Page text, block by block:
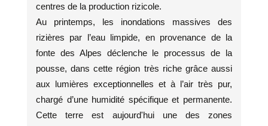
centres de la production rizicole.
Au printemps, les inondations massives des
rizières par l’eau limpide, en provenance de la
fonte des Alpes déclenche le processus de la
pousse, dans cette région très riche grâce aussi
aux lumières exceptionnelles et à l’air très pur,
chargé d’une humidité spécifique et permanente.
Cette terre est aujourd'hui une des zones